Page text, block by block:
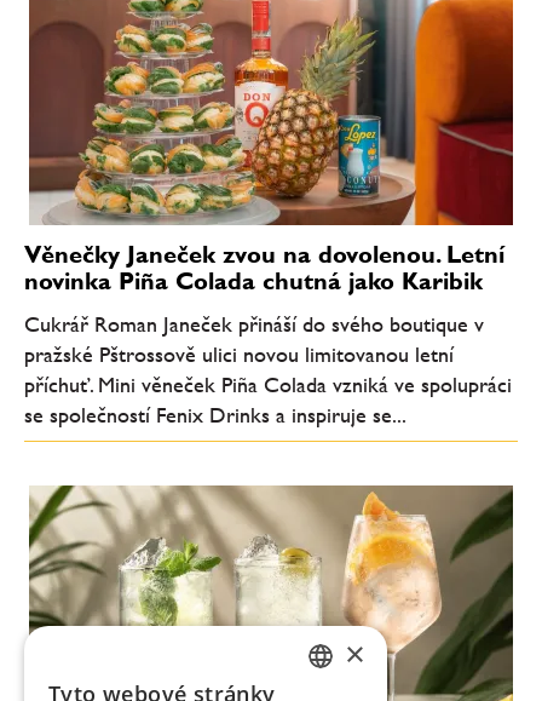
Věnečky Janeček zvou na dovolenou. Letní
novinka Piña Colada chutná jako Karibik
Cukrář Roman Janeček přináší do svého boutique v
pražské Pštrossově ulici novou limitovanou letní
příchuť. Mini věneček Piña Colada vzniká ve spolupráci
se společností Fenix Drinks a inspiruje se...
×
Tyto webové stránky